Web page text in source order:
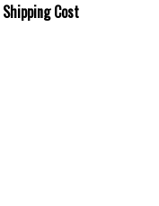
Shipping Cost